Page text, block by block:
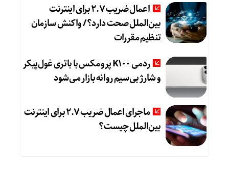
اعمال ضریب ۲.۷ برای اینترنت
بین‌الملل صحت دارد؟ / واکنش سازمان
تنظیم مقررات
ردمی K100 پرو مکس با باتری غول‌پیکر
و شارژ بی‌سیم روانه بازار می‌شود
ماجرای اعمال ضریب ۲.۷ برای اینترنت
بین‌الملل چیست؟